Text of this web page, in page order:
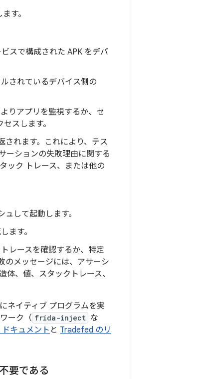
す。
スで構成された APK をデバ
されているデバイス側の
りアプリを監視するか、セ
スします。
されます。これにより、テス
ーションの失敗理由に関する
ック トレース、または他の
して起動します。
ます。
レースを確認するか、特定
のメッセージには、アサーシ
、値、スタックトレース、
ネイティブ プログラムを実
ーク（ frida-inject な
キュメント と Tradefed のリ
要である